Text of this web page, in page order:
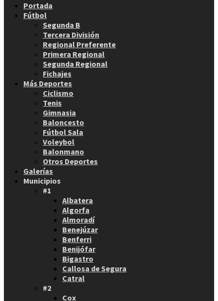
Portada
Fútbol
Segunda B
Tercera División
Regional Preferente
Primera Regional
Segunda Regional
Fichajes
Más Deportes
Ciclismo
Tenis
Gimnasia
Baloncesto
Fútbol Sala
Voleybol
Balonmano
Otros Deportes
Galerías
Municipios
#1
Albatera
Algorfa
Almoradí
Benejúzar
Benferri
Benijófar
Bigastro
Callosa de Segura
Catral
#2
Cox